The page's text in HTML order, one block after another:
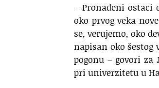
– Pronađeni ostaci
oko prvog veka
se, verujemo, oko
napisan oko
pogonu – govori
pri univerzitetu u